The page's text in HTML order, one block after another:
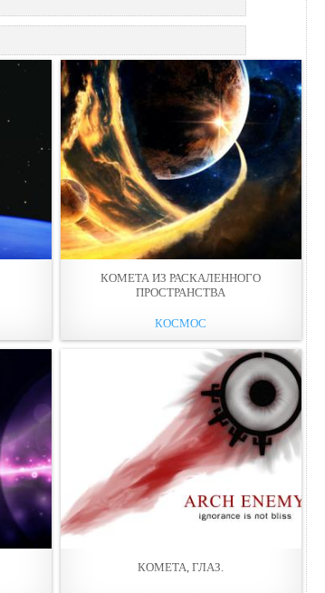
КОМЕТА ИЗ РАСКАЛЕННОГО
ПРОСТРАНСТВА
КОСМОС
КОМЕТА, ГЛАЗ.